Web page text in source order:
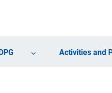
Activities and